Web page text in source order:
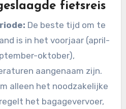
fietsreis
De beste tijd om te
is in het voorjaar (april-
oktober),
aangenaam zijn.
alleen het noodzakelijke
het bagagevervoer,